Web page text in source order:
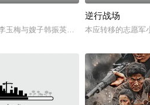
带领下，红军一
剿失败，红六军团奉命西征，进入贵州
玉梅与嫂子韩振英冒死救助八路军伤员，
逆行战场
本应转移的志愿军